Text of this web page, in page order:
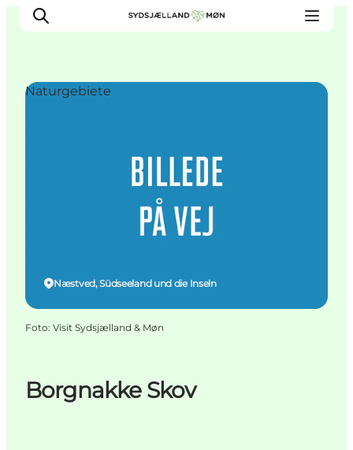
Städte und Orte
Borgnakke Skov
Næstved, Südseeland und die Inseln
Naturgebiete
Foto: Visit Sydsjælland & Møn